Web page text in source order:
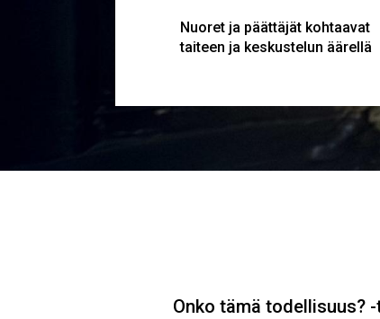
Nuoret ja päättäjät kohtaavat
taiteen ja keskustelun äärellä
Onko tämä todellisuus?